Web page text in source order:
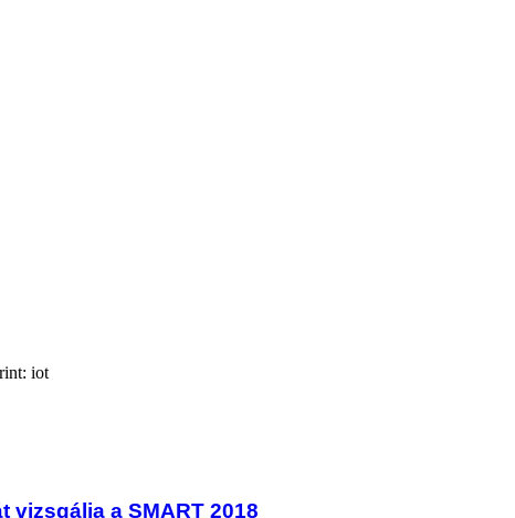
iot
vizsgálja a SMART 2018